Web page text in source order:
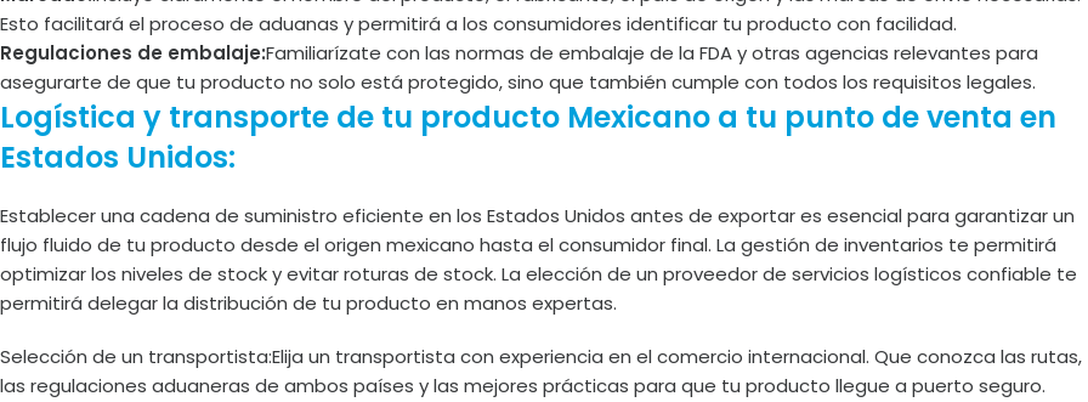
Esto facilitará el proceso de aduanas y permitirá a los consumidores identificar tu producto con facilidad.
Regulaciones de embalaje:Familiarízate con las normas de embalaje de la FDA y otras agencias relevantes para
asegurarte de que tu producto no solo está protegido, sino que también cumple con todos los requisitos legales.
Logística y transporte de tu producto Mexicano a tu punto de venta en
Estados Unidos:
Establecer una cadena de suministro eficiente en los Estados Unidos antes de exportar es esencial para garantizar un
flujo fluido de tu producto desde el origen mexicano hasta el consumidor final. La gestión de inventarios te permitirá
optimizar los niveles de stock y evitar roturas de stock. La elección de un proveedor de servicios logísticos confiable te
permitirá delegar la distribución de tu producto en manos expertas.
Selección de un transportista:Elija un transportista con experiencia en el comercio internacional. Que conozca las rutas,
las regulaciones aduaneras de ambos países y las mejores prácticas para que tu producto llegue a puerto seguro.